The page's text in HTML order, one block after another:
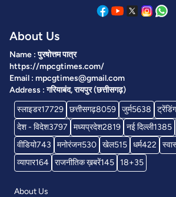
About Us
Name : पुरषोत्तम पात्र
https://mpcgtimes.com/
Email : mpcgtimes@gmail.com
Address : गरियाबंद, रायपुर (छत्तीसगढ़)
स्लाइडर17729 छत्तीसगढ़8059 जुर्म5638 ट्रेंडिंग
देश - विदेश3797 मध्यप्रदेश2819 नई दिल्ली1385
वीडियो743 मनोरंजन530 खेल515 धर्म422
व्यापार164 राजनीतिक ख़बरें145 18+35
About Us